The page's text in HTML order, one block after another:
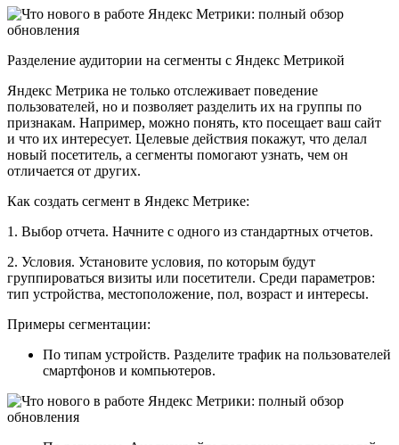
Разделение аудитории на сегменты с Яндекс Метрикой
Яндекс Метрика не только отслеживает поведение
пользователей, но и позволяет разделить их на группы по
признакам. Например, можно понять, кто посещает ваш сайт
и что их интересует. Целевые действия покажут, что делал
новый посетитель, а сегменты помогают узнать, чем он
отличается от других.
Как создать сегмент в Яндекс Метрике:
1. Выбор отчета. Начните с одного из стандартных отчетов.
2. Условия. Установите условия, по которым будут
группироваться визиты или посетители. Среди параметров:
тип устройства, местоположение, пол, возраст и интересы.
Примеры сегментации:
По типам устройств. Разделите трафик на пользователей
смартфонов и компьютеров.